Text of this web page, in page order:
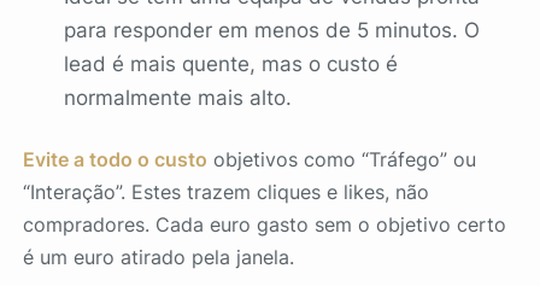
para responder em menos de 5 minutos. O
lead é mais quente, mas o custo é
normalmente mais alto.
Evite a todo o custo objetivos como “Tráfego” ou
“Interação”. Estes trazem cliques e likes, não
compradores. Cada euro gasto sem o objetivo certo
é um euro atirado pela janela.